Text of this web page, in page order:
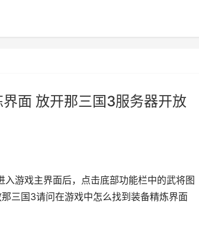
面 放开那三国3服务器开放
游戏主界面后，点击底部功能栏中的武将图
三国3请问在游戏中怎么找到装备精炼界面